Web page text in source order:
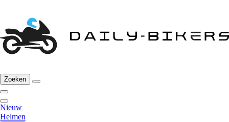
Zoeken
Nieuw
Helmen